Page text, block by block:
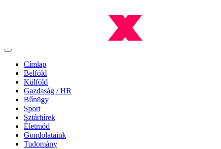
Címlap
Belföld
Külföld
Gazdaság / HR
Bűnügy
Sport
Sztárhírek
Életmód
Gondolataink
Tudomány